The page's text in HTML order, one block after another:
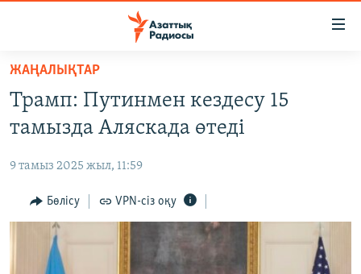
Skip
main
content
to
Navigation
Skip
Search
САЯСАТ
ҚАҢТАР ОҚИҒАСЫ
АДАМ ҚҰҚЫҚТАРЫ
ӘЛЕУМЕТ
ӘЛЕМ
ЖАҢАЛЫҚТАР
Трамп: Путинмен кездесу 15
тамызда Аляскада өтеді
9 тамыз 2025 жыл, 11:59
Бөлісу VPN-сіз оқу